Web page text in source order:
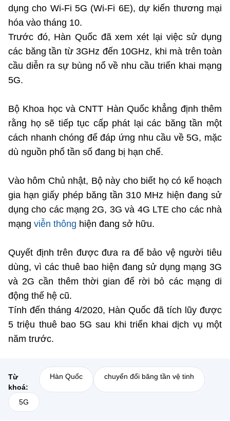
BỘ KHOA HỌC VÀ CÔNG NGHỆ
MINISTRY OF SCIENCE AND TECHNOLOGY
Điều khoản sử dụng Theo dõi MST: Góp ý
Giám đốc Trung tâm Truyền thông Khoa học và Công nghệ.
Liên hệ
Địa chỉ: Ban Biên tập Cổng TTĐT - 18 Nguyễn Du, TP. Hà Nội
Điện thoại: 024 3936 9506
Email:stc@mst.gov.vn
(Ghi rõ nguồn "https://mst.gov.vn" khi phát hành lại thông tin từ
website này)
dụng cho Wi-Fi 5G (Wi-Fi 6E), dự kiến thương mại
hóa vào tháng 10.
Trước đó, Hàn Quốc đã xem xét lại việc sử dụng
các băng tần từ 3GHz đến 10GHz, khi mà trên toàn
cầu diễn ra ​​sự bùng nổ về nhu cầu triển khai mạng
5G.
Bộ Khoa học và CNTT Hàn Quốc khẳng định thêm
rằng họ sẽ tiếp tục cấp phát lại các băng tần một
cách nhanh chóng để đáp ứng nhu cầu về 5G, mặc
dù nguồn phổ tần số đang bị hạn chế.
Vào hôm Chủ nhật, Bộ này cho biết họ có kế hoạch
gia hạn giấy phép băng tần 310 MHz hiện đang sử
dụng cho các mạng 2G, 3G và 4G LTE cho các nhà
mạng viễn thông hiện đang sở hữu.
Quyết định trên được đưa ra để bảo vệ người tiêu
dùng, vì các thuê bao hiện đang sử dụng mạng 3G
và 2G cần thêm thời gian để rời bỏ các mạng di
động thế hệ cũ.
Tính đến tháng 4/2020, Hàn Quốc đã tích lũy được
5 triệu thuê bao 5G sau khi triển khai dịch vụ một
năm trước.
Từ
khoá:
Hàn Quốc chuyển đổi băng tần vệ tinh
5G